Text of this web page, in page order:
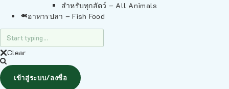
สำหรับทุกสัตว์ – All Animals
อาหารปลา – Fish Food
Clear
เข้าสู่ระบบ/ลงชื่อ